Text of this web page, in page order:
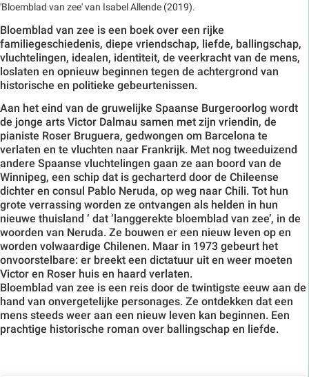
'Bloemblad van zee' van Isabel Allende (2019).
Bloemblad van zee is een boek over een rijke
familiegeschiedenis, diepe vriendschap, liefde, ballingschap,
vluchtelingen, idealen, identiteit, de veerkracht van de mens,
loslaten en opnieuw beginnen tegen de achtergrond van
historische en politieke gebeurtenissen.
Aan het eind van de gruwelijke Spaanse Burgeroorlog wordt
de jonge arts Victor Dalmau samen met zijn vriendin, de
pianiste Roser Bruguera, gedwongen om Barcelona te
verlaten en te vluchten naar Frankrijk. Met nog tweeduizend
andere Spaanse vluchtelingen gaan ze aan boord van de
Winnipeg, een schip dat is gecharterd door de Chileense
dichter en consul Pablo Neruda, op weg naar Chili. Tot hun
grote verrassing worden ze ontvangen als helden in hun
nieuwe thuisland ‘ dat ‘langgerekte bloemblad van zee’, in de
woorden van Neruda. Ze bouwen er een nieuw leven op en
worden volwaardige Chilenen. Maar in 1973 gebeurt het
onvoorstelbare: er breekt een dictatuur uit en weer moeten
Victor en Roser huis en haard verlaten.
Bloemblad van zee is een reis door de twintigste eeuw aan de
hand van onvergetelijke personages. Ze ontdekken dat een
mens steeds weer aan een nieuw leven kan beginnen. Een
prachtige historische roman over ballingschap en liefde.